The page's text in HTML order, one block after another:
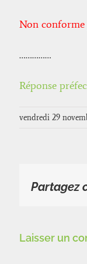
Non conforme
……………
Réponse
vendredi 29
Partagez
Laisser un